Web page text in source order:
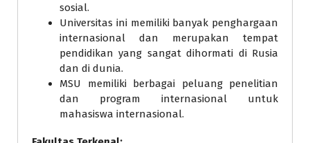
sosial.
Universitas ini memiliki banyak penghargaan
internasional dan merupakan tempat
pendidikan yang sangat dihormati di Rusia
dan di dunia.
MSU memiliki berbagai peluang penelitian
dan program internasional untuk
mahasiswa internasional.